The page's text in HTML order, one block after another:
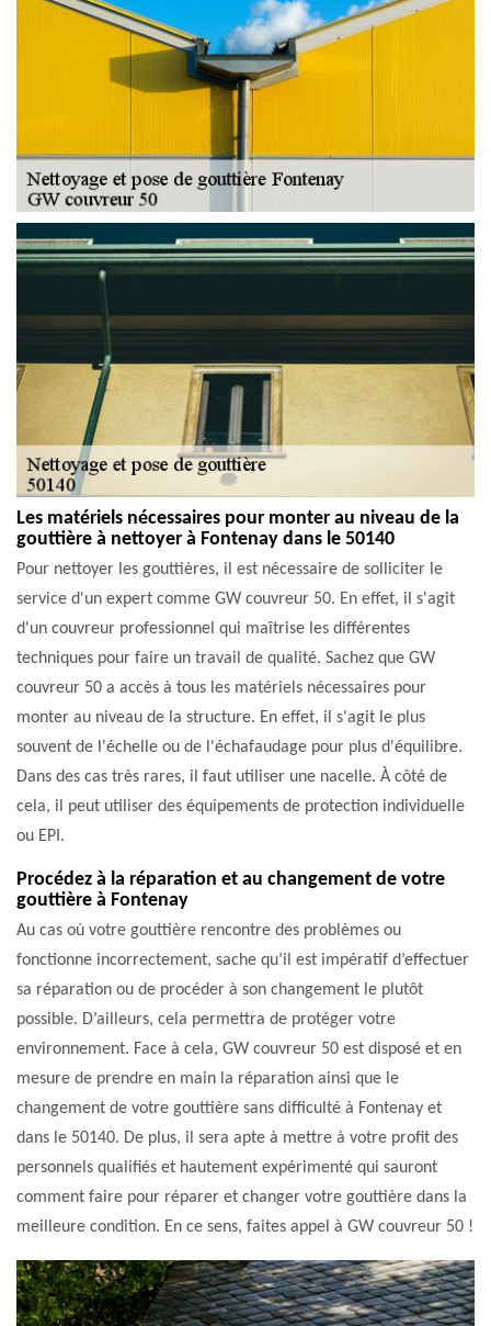
Les matériels nécessaires pour monter au niveau de la
gouttière à nettoyer à Fontenay dans le 50140
Pour nettoyer les gouttières, il est nécessaire de solliciter le
service d'un expert comme GW couvreur 50. En effet, il s'agit
d'un couvreur professionnel qui maîtrise les différentes
techniques pour faire un travail de qualité. Sachez que GW
couvreur 50 a accès à tous les matériels nécessaires pour
monter au niveau de la structure. En effet, il s'agit le plus
souvent de l'échelle ou de l'échafaudage pour plus d'équilibre.
Dans des cas très rares, il faut utiliser une nacelle. À côté de
cela, il peut utiliser des équipements de protection individuelle
ou EPI.
Procédez à la réparation et au changement de votre
gouttière à Fontenay
Au cas où votre gouttière rencontre des problèmes ou
fonctionne incorrectement, sache qu’il est impératif d’effectuer
sa réparation ou de procéder à son changement le plutôt
possible. D’ailleurs, cela permettra de protéger votre
environnement. Face à cela, GW couvreur 50 est disposé et en
mesure de prendre en main la réparation ainsi que le
changement de votre gouttière sans difficulté à Fontenay et
dans le 50140. De plus, il sera apte à mettre à votre profit des
personnels qualifiés et hautement expérimenté qui sauront
comment faire pour réparer et changer votre gouttière dans la
meilleure condition. En ce sens, faites appel à GW couvreur 50 !